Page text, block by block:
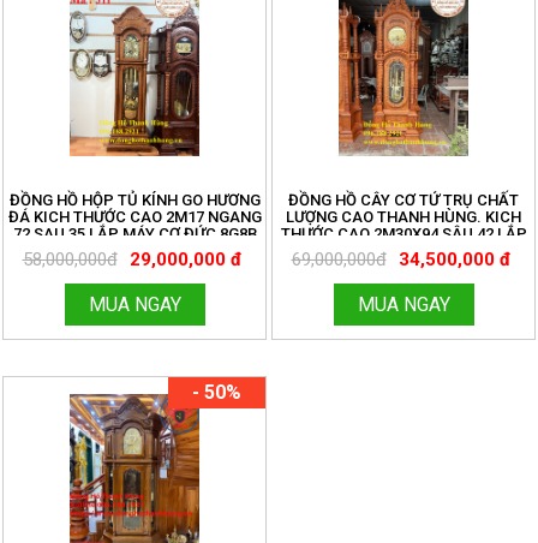
ĐỒNG HỒ HỘP TỦ KÍNH GO HƯƠNG
ĐÁ KICH THƯỚC CAO 2M17 NGANG
72 SAU 35 LẮP MÁY CƠ ĐỨC 8G8B
TẠ CƯỚC . ĐỒNG HỒ THANH HÙNG
LH 096.188.2921
58,000,000đ 29,000,000 đ
MUA NGAY
ĐỒNG HỒ CÂY CƠ TỨ TRỤ CHẤT
LƯỢNG CAO THANH HÙNG. KICH
THƯỚC CAO 2M30X94 SÂU 42 LẮP
MÁY CƠ ĐỨC 8G8B KÍNH LỒI . LH
096.188.2921
69,000,000đ 34,500,000 đ
MUA NGAY
- 50%